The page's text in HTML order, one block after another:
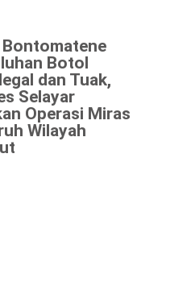
Botol
dan Tuak,
Selayar
Operasi Miras
Wilayah